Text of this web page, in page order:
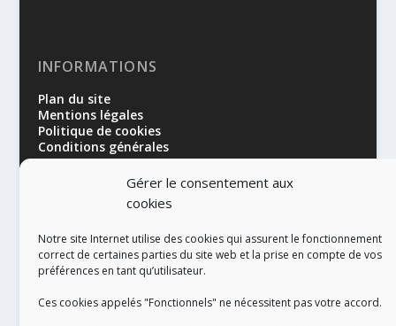
Gérer le consentement aux
cookies
Notre site Internet utilise des cookies qui assurent le fonctionnement
correct de certaines parties du site web et la prise en compte de vos
préférences en tant qu’utilisateur.
Ces cookies appelés "Fonctionnels" ne nécessitent pas votre accord.
INFORMATIONS
Plan du site
Mentions légales
Politique de cookies
Conditions générales